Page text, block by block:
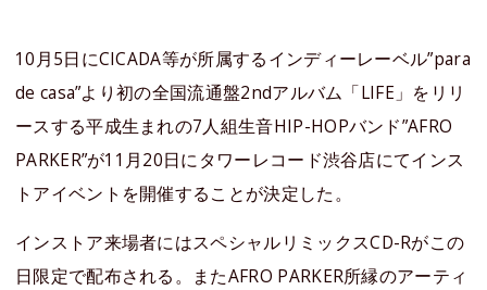
10月5日にCICADA等が所属するインディーレーベル”para
de casa”より初の全国流通盤2ndアルバム「LIFE」をリリ
ースする平成生まれの7人組生音HIP-HOPバンド”AFRO
PARKER”が11月20日にタワーレコード渋谷店にてインス
トアイベントを開催することが決定した。
インストア来場者にはスペシャルリミックスCD-Rがこの
日限定で配布される。またAFRO PARKER所縁のアーティ